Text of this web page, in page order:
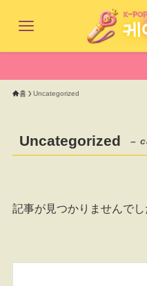
홈 Uncategorized
Uncategorized –
記事が見つかりませんでし